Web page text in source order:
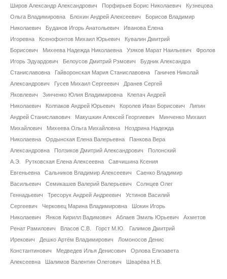
Сотрудники
Отчетность
Противодействие коррупции
Материалы для СМИ
Публикации
Издания
Проблемы прогнозирования
О журнале
Номера журналов
Редакционная этика
Широв Александр Александрович Порфирьев Борис Николаевич
Кузнецова
Ольга Владимировна
Блохин Андрей Алексеевич
Борисов Владимир
Николаевич
Буданов Игорь Анатольевич
Иванова Елена
Игоревна
Ксенофонтов Михаил Юрьевич
Кувалин Дмитрий
Борисович
Михеева Надежда Николаевна Узяков Марат Наильевич
Фролов
Игорь Эдуардович
Белоусов Дмитрий Рэмович
Будник Александра
Станиславовна
Гайворонская Мария Станиславовна
Ганичев Николай
Александрович
Гусев Михаил Сергеевич
Дранев Сергей
Яковлевич
Зинченко Юлия Владимировна
Клепач Андрей
Николаевич
Колпаков Андрей Юрьевич Королев Иван Борисович
Липин
Андрей Станиславович
Макушкин Алексей Георгиевич
Минченко Михаил
Михайлович
Михеева Ольга Михайловна
Ноздрина Надежда
Николаевна
Ордынская Елена Валерьевна
Панкова Вера
Александровна
Ползиков Дмитрий Александрович
Полонский
А.Э.
Рутковская Елена Алексеевна
Савчишина Ксения
Евгеньевна
Сальников Владимир Алексеевич
Саенко Владимир
Васильевич
Семикашев Валерий Валерьевич
Солнцев Олег
Геннадьевич
Тресорук Андрей Андреевич
Устинов Василий
Сергеевич
Черковец Марина Владимировна
Шокин Игорь
Николаевич
Янков Кирилл Вадимович Аблаев Эмиль Юрьевич
Ахметов
Ренат Рамилович
Власов С.В. Горст М.Ю.
Галимов Дмитрий
Ирекович
Дешко Артём Владимирович
Ломоносов Денис
Константинович
Медведев Илья Денисович
Орлова Елизавета
Алексеевна
Шалимов Валентин Олегович Шварёва Н.В.